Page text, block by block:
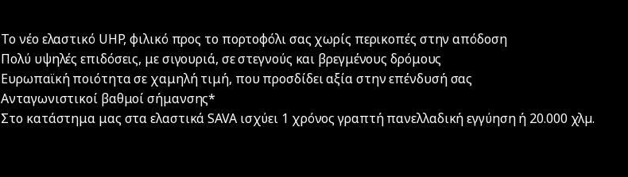
Το νέο ελαστικό UHP, φιλικό προς το πορτοφόλι σας χωρίς περικοπές στην απόδοση
Πολύ υψηλές επιδόσεις, με σιγουριά, σε στεγνούς και βρεγμένους δρόμους
Ευρωπαϊκή ποιότητα σε χαμηλή τιμή, που προσδίδει αξία στην επένδυσή σας
Ανταγωνιστικοί βαθμοί σήμανσης*
Στο κατάστημα μας στα ελαστικά SAVA ισχύει 1 χρόνος γραπτή πανελλαδική εγγύηση ή 20.000 χλµ.